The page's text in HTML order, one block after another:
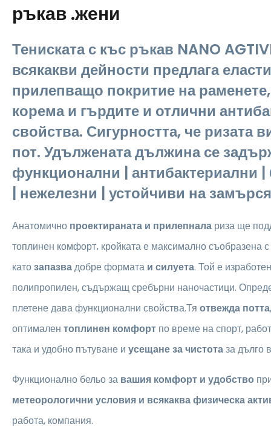
ръкав .жени
Тениската с къс ръкав NANO
всякакви дейности предлага
прилепващо покритие на
корема и гърдите и отлични
свойства. Сигурността, че ризата
пот. Удължената дължина се
функционални | антибактериални
| нежелезни | устойчиви на
Анатомично проектираната и прилепнала риза ще
топлинен комфорт. кройката е максимално съобразена
катозапазвадобре формата и силуета. Той е
полипропилен, съдържащ сребърни наночастици.
плетене дава функционални свойства.Тя отвежда потта
оптимален топлинен комфорт по време на спорт,
така и удобно пътуване и усещане за чистотаза дълго
Функционално бельо за вашия комфорт и удобство
метеорологични условия и всякаква физическа
работа, компания.